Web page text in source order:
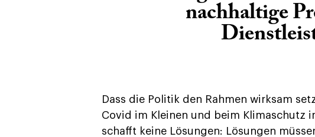
nachhaltige
Dass die Politik den Rahmen wirksam
Covid im Kleinen und beim Klimaschutz
schafft keine Lösungen: Lösungen